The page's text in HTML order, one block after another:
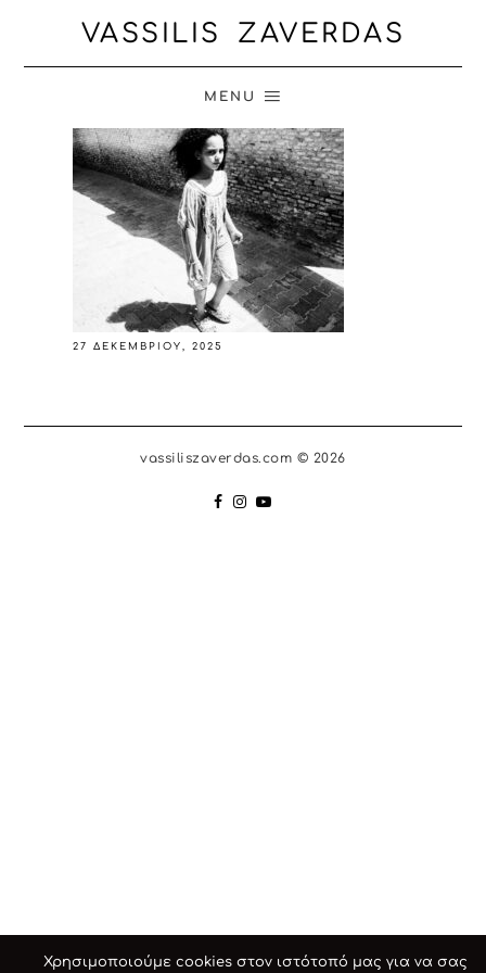
VASSILIS ZAVERDAS
MENU
27 ΔΕΚΕΜΒΡΊΟΥ, 2025
vassiliszaverdas.com © 2026
Χρησιμοποιούμε cookies στον ιστότοπό μας για να σας